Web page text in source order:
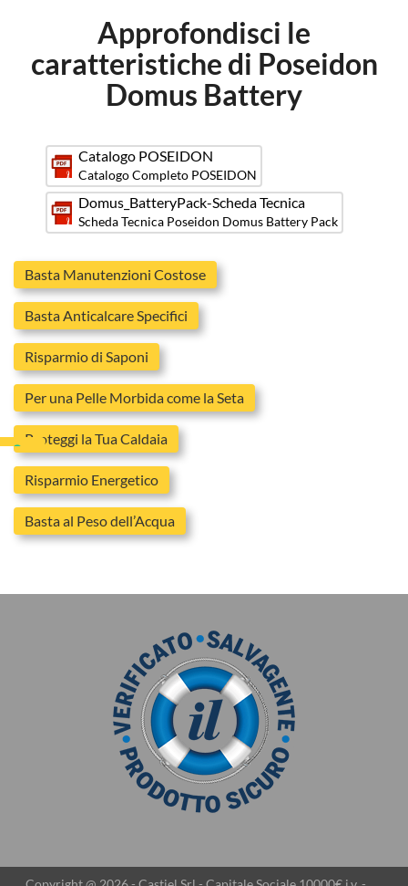
Approfondisci le
caratteristiche di Poseidon
Domus Battery
Catalogo POSEIDON
Catalogo Completo POSEIDON
Domus_BatteryPack-Scheda Tecnica
Scheda Tecnica Poseidon Domus Battery Pack
Basta Manutenzioni Costose
Basta Anticalcare Specifici
Risparmio di Saponi
Per una Pelle Morbida come la Seta
Proteggi la Tua Caldaia
Risparmio Energetico
Basta al Peso dell’Acqua